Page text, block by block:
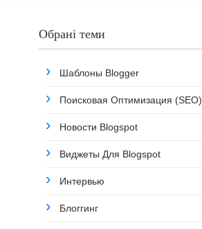
Обрані теми
Шаблоны Blogger
Поисковая Оптимизация (SEO)
Новости Blogspot
Виджеты Для Blogspot
Интервью
Блоггинг